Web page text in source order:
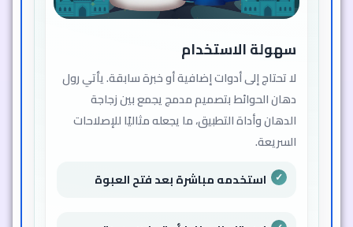
سهولة الاستخدام
لا تحتاج إلى أدوات إضافية أو خبرة سابقة. يأتي رول
دهان الحوائط بتصميم مدمج يجمع بين زجاجة
الدهان وأداة التطبيق، ما يجعله مثاليًا للإصلاحات
السريعة.
استخدمه مباشرة بعد فتح العبوة